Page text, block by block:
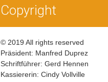
Copyright
© 2019 All rights reserved
Präsident: Manfred Duprez
Schriftführer: Gerd Hennen
Kassiererin: Cindy Vollville